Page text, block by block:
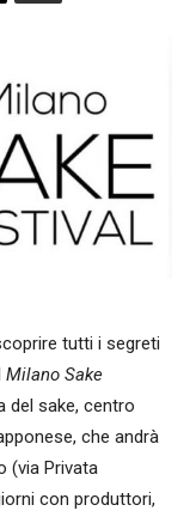
tutti i segreti
Milano Sake
del sake, centro
che andrà
(via Privata
con produttori,